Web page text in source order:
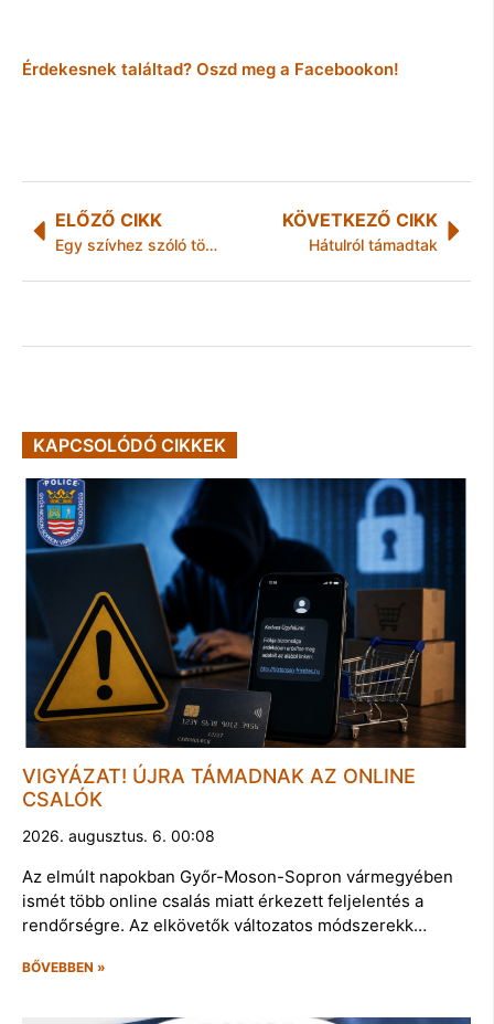
Érdekesnek találtad? Oszd meg a Facebookon!
ELŐZŐ CIKK
Egy szívhez szóló történet
KÖVETKEZŐ CIKK
Hátulról támadtak
KAPCSOLÓDÓ CIKKEK
VIGYÁZAT! ÚJRA TÁMADNAK AZ ONLINE
CSALÓK
2026. augusztus. 6. 00:08
Az elmúlt napokban Győr-Moson-Sopron vármegyében
ismét több online csalás miatt érkezett feljelentés a
rendőrségre. Az elkövetők változatos módszerekk…
BŐVEBBEN »